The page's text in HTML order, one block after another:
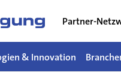
Partner-
& Innovation